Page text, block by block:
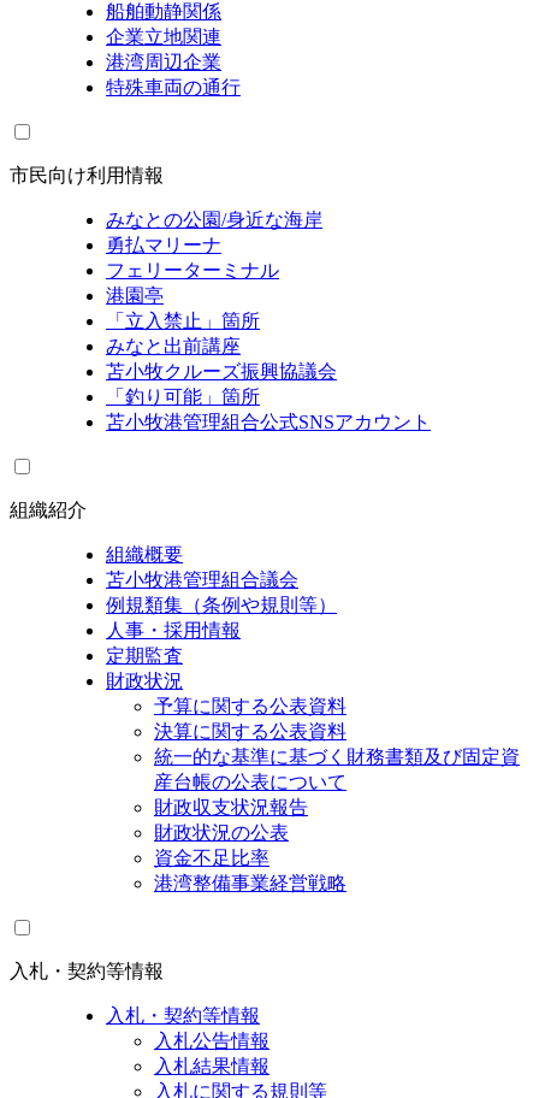
船舶動静関係
企業立地関連
港湾周辺企業
特殊車両の通行
市民向け利用情報
みなとの公園/身近な海岸
勇払マリーナ
フェリーターミナル
港園亭
「立入禁止」箇所
みなと出前講座
苫小牧クルーズ振興協議会
「釣り可能」箇所
苫小牧港管理組合公式SNSアカウント
組織紹介
組織概要
苫小牧港管理組合議会
例規類集（条例や規則等）
人事・採用情報
定期監査
財政状況
予算に関する公表資料
決算に関する公表資料
統一的な基準に基づく財務書類及び固定資
産台帳の公表について
財政収支状況報告
財政状況の公表
資金不足比率
港湾整備事業経営戦略
入札・契約等情報
入札・契約等情報
入札公告情報
入札結果情報
入札に関する規則等